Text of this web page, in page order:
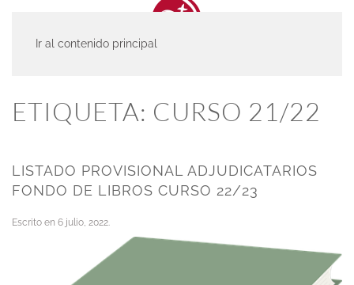
Ir al contenido principal
ETIQUETA: CURSO 21/22
LISTADO PROVISIONAL ADJUDICATARIOS
FONDO DE LIBROS CURSO 22/23
Escrito en 6 julio, 2022.